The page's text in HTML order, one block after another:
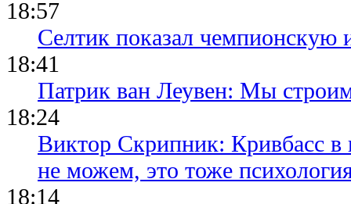
18:57
Селтик показал чемпионскую
18:41
Патрик ван Леувен: Мы
18:24
Виктор Скрипник: Кривбасс в
не можем, это тоже
18:14